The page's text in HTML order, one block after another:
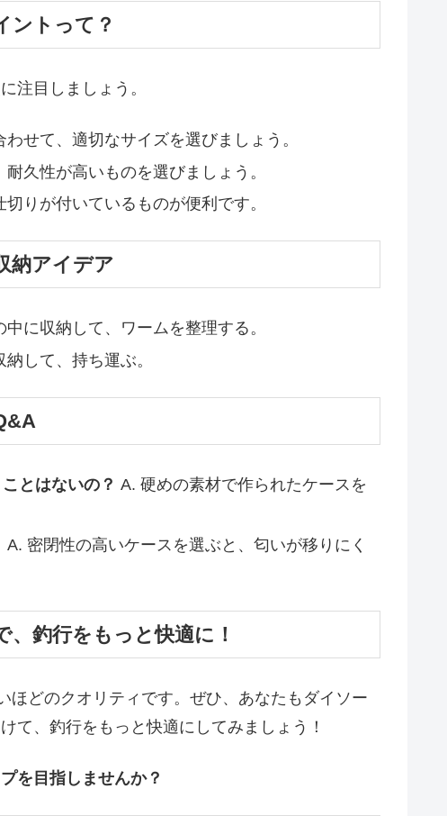
ントって？
注目しましょう。
せて、適切なサイズを選びましょう。
久性が高いものを選びましょう。
りが付いているものが便利です。
納アイデア
に収納して、ワームを整理する。
して、持ち運ぶ。
とはないの？ A. 硬めの素材で作られたケースを
A. 密閉性の高いケースを選ぶと、匂いが移りにく
釣行をもっと快適に！
ほどのクオリティです。ぜひ、あなたもダイソー
て、釣行をもっと快適にしてみましょう！
を目指しませんか？